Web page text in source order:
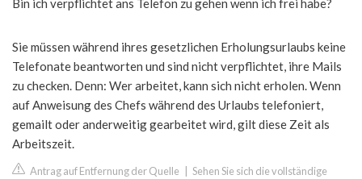
Bin ich verpflichtet ans Telefon zu gehen wenn ich frei habe?
Sie müssen während ihres gesetzlichen Erholungsurlaubs keine
Telefonate beantworten und sind nicht verpflichtet, ihre Mails
zu checken. Denn: Wer arbeitet, kann sich nicht erholen. Wenn
auf Anweisung des Chefs während des Urlaubs telefoniert,
gemailt oder anderweitig gearbeitet wird, gilt diese Zeit als
Arbeitszeit.
Antrag auf Entfernung der Quelle Sehen Sie sich die vollständige